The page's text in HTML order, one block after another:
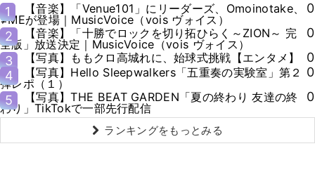
1
【音楽】「Venue101」にリーダーズ、Omoinotake、
≠MEが登場｜MusicVoice（vois ヴォイス）
0
2
【音楽】「十勝でロックを切り拓ひらく～ZION～ 完
全版」放送決定｜MusicVoice（vois ヴォイス）
0
3
【写真】ももクロ高城れに、始球式挑戦【エンタメ】
0
4
【写真】Hello Sleepwalkers「五重奏の実験室」第２
弾レポ（１）
0
5
【写真】THE BEAT GARDEN「夏の終わり 友達の終
わり」TikTokで一部先行配信
0
ランキングをもっとみる